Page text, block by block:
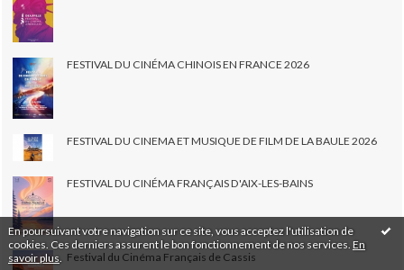
En poursuivant votre navigation sur ce site, vous acceptez l'utilisation de
cookies. Ces derniers assurent le bon fonctionnement de nos services. En
savoir plus
FESTIVAL DU CINÉMA CHINOIS EN FRANCE 2026
FESTIVAL DU CINEMA ET MUSIQUE DE FILM DE LA BAULE 2026
FESTIVAL DU CINÉMA FRANÇAIS D'AIX-LES-BAINS
Festival du Cinéma Français de Cassis